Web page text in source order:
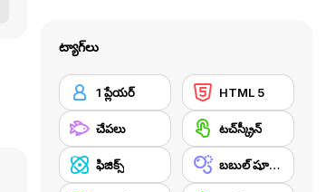
ట్యాగ్‌లు
1 ప్లేయర్ HTML 5
చేపలు టచ్‌స్క్రీన్
ఫిజిక్స్ బబుల్ షూటర్